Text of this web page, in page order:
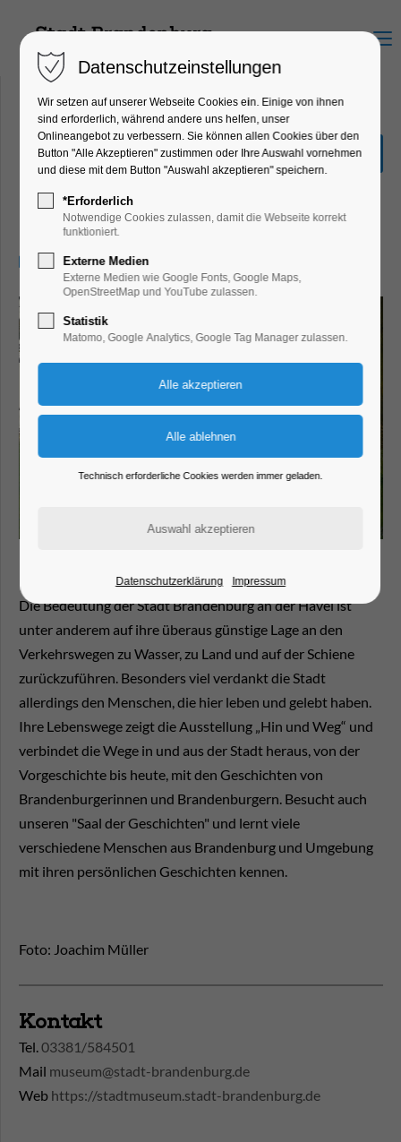
Menu
Sonderausstellung "Hin &
Weg"
Ausstellung, Kinder, Jugend, Kunst,
Mitmach-Aktion
21.08.2025, 13:00–17:00
Die Bedeutung der Stadt Brandenburg an der Havel ist
unter anderem auf ihre überaus günstige Lage an den
Verkehrswegen zu Wasser, zu Land und auf der Schiene
zurückzuführen. Besonders viel verdankt die Stadt
allerdings den Menschen, die hier leben und gelebt haben.
Ihre Lebenswege zeigt die Ausstellung „Hin und Weg“ und
verbindet die Wege in und aus der Stadt heraus, von der
Vorgeschichte bis heute, mit den Geschichten von
Brandenburgerinnen und Brandenburgern. Besucht auch
unseren "Saal der Geschichten" und lernt viele
verschiedene Menschen aus Brandenburg und Umgebung
mit ihren persönlichen Geschichten kennen.
Foto: Joachim Müller
Kontakt
Tel.03381/584501
Mail museum@stadt-brandenburg.de
Web https://stadtmuseum.stadt-brandenburg.de
Datenschutzeinstellungen
Wir setzen auf unserer Webseite Cookies ein. Einige von ihnen
sind erforderlich, während andere uns helfen, unser
Onlineangebot zu verbessern. Sie können allen Cookies über den
Button "Alle Akzeptieren" zustimmen oder Ihre Auswahl vornehmen
und diese mit dem Button "Auswahl akzeptieren" speichern.
*Erforderlich
Notwendige Cookies zulassen, damit die Webseite korrekt
funktioniert.
Externe Medien
Externe Medien wie Google Fonts, Google Maps,
OpenStreetMap und YouTube zulassen.
Statistik
Matomo, Google Analytics, Google Tag Manager zulassen.
Technisch erforderliche Cookies werden immer geladen.
Datenschutzerklärung Impressum